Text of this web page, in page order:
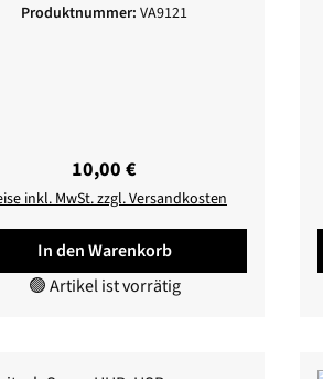
Produktnummer: VA9121
Regulärer Preis:
10,00 €
inkl. MwSt. zzgl. Versandkosten
In den Warenkorb
🟢 Artikel ist vorrätig